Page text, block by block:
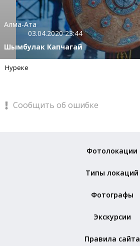
Алма-Ата
03.04.2020 23:44
Шымбулак Капчагай
Нуреке
Сообщить об ошибке
Фотолокации
Типы локаций
Фотографы
Экскурсии
Правила сайта